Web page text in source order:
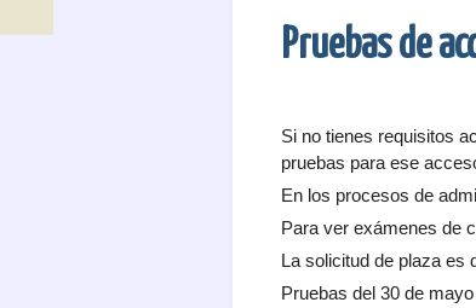
Pruebas de
Si no tienes requisitos
pruebas para ese
En los procesos de
Para ver exámenes de
La solicitud de plaza es
Pruebas del 30 de